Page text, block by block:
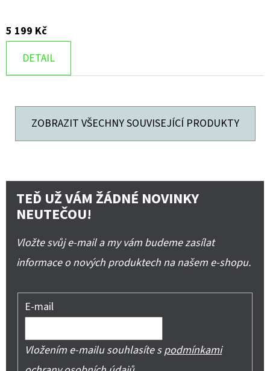
5 199 Kč
DETAIL
ZOBRAZIT VŠECHNY SOUVISEJÍCÍ PRODUKTY
TEĎ UŽ VÁM ŽÁDNÉ NOVINKY
NEUTEČOU!
Vložte svůj e-mail a my vám budeme zasílat
informace o nových produktech na našem e-shopu.
E-mail
Vložením e-mailu souhlasíte spodmínkami